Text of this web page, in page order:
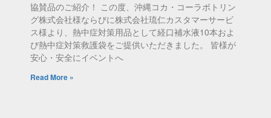
協賛品のご紹介！ この度、沖縄コカ・コーラボトリン
グ株式会社様ならびに株式会社琉仁カスタマーサービ
ス様より、熱中症対策用品として経口補水液10本およ
び熱中症対策救護袋をご提供いただきました。 皆様が
安心・安全にイベントへ
Read More »